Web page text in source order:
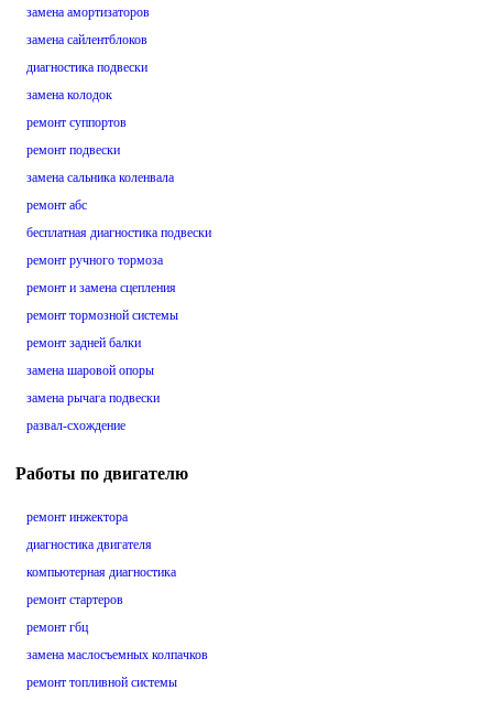
замена амортизаторов
замена сайлентблоков
диагностика подвески
замена колодок
ремонт суппортов
ремонт подвески
замена сальника коленвала
ремонт абс
бесплатная диагностика подвески
ремонт ручного тормоза
ремонт и замена сцепления
ремонт тормозной системы
ремонт задней балки
замена шаровой опоры
замена рычага подвески
развал-схождение
Работы по двигателю
ремонт инжектора
диагностика двигателя
компьютерная диагностика
ремонт стартеров
ремонт гбц
замена маслосъемных колпачков
ремонт топливной системы